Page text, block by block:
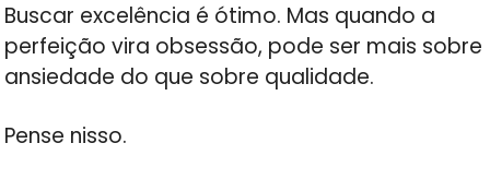
Buscar excelência é ótimo. Mas quando a
perfeição vira obsessão, pode ser mais sobre
ansiedade do que sobre qualidade.
Pense nisso.